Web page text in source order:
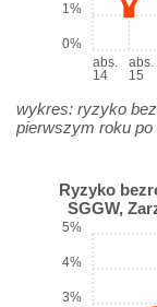
abs.
14
abs.
15
0%
1%
wykres: ryzyko
pierwszym roku
Ryzyko
SGGW,
3%
4%
5%